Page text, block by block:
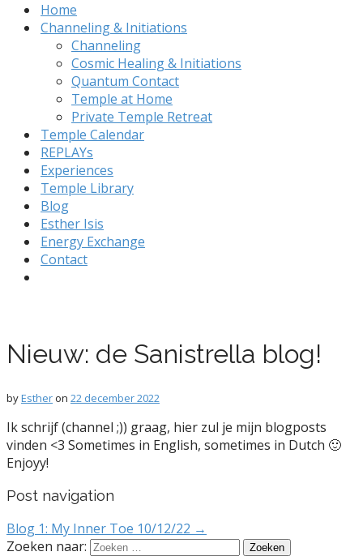
Home
Channeling & Initiations
Channeling
Cosmic Healing & Initiations
Quantum Contact
Temple at Home
Private Temple Retreat
Temple Calendar
REPLAYs
Experiences
Temple Library
Blog
Esther Isis
Energy Exchange
Contact
Nieuw: de Sanistrella blog!
byEstheron 22 december 2022
Ik schrijf (channel ;)) graag, hier zul je mijn blogposts
vinden <3 Sometimes in English, sometimes in Dutch 🙂
Enjoyy!
Post navigation
Blog 1: My Inner Toe 10/12/22 →
Zoeken naar: